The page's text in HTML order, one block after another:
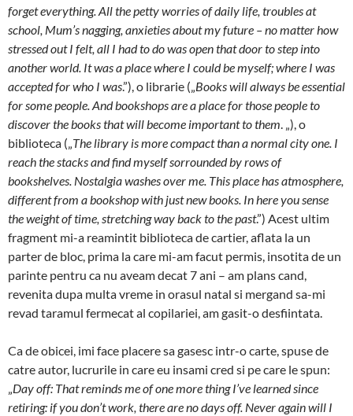
forget everything. All the petty worries of daily life, troubles at
school, Mum’s nagging, anxieties about my future – no matter how
stressed out I felt, all I had to do was open that door to step into
another world. It was a place where I could be myself; where I was
accepted for who I was.”), o librarie („ Books will always be essential
for some people. And bookshops are a place for those people to
discover the books that will become important to them . „), o
biblioteca („ The library is more compact than a normal city one. I
reach the stacks and find myself sorrounded by rows of
bookshelves. Nostalgia washes over me. This place has atmosphere,
different from a bookshop with just new books. In here you sense
the weight of time, stretching way back to the past.”) Acest ultim
fragment mi-a reamintit biblioteca de cartier, aflata la un
parter de bloc, prima la care mi-am facut permis, insotita de un
parinte pentru ca nu aveam decat 7 ani – am plans cand,
revenita dupa multa vreme in orasul natal si mergand sa-mi
revad taramul fermecat al copilariei, am gasit-o desfiintata.
Ca de obicei, imi face placere sa gasesc intr-o carte, spuse de
catre autor, lucrurile in care eu insami cred si pe care le spun:
Day off: That reminds me of one more thing I’ve learned since
retiring: if you don’t work, there are no days off. Never again will I